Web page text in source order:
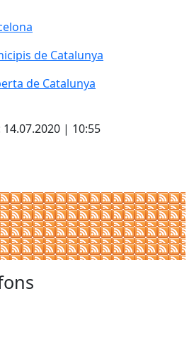
de Catalunya
de Catalunya
de Catalunya
de Catalunya
| 10:55